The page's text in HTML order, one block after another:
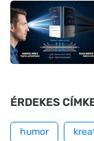
ÉRDEKES
humor